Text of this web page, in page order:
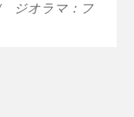
ジオラマ：フ